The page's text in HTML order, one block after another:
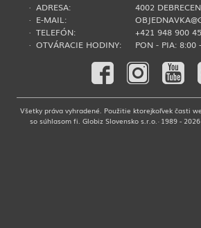
· ADRESA:
4002
· E-MAIL:
· TELEFÓN:
+421 948 900
· OTVÁRACIE HODINY:
PON - PIA: 8:00
Všetky práva vyhradené. Použitie ktorejkoľvek časti
so súhlasom fi. Globiz Slovensko s.r.o.· 1989 -